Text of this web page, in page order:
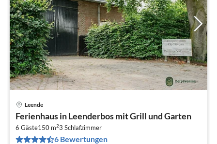
Leende
Ferienhaus in Leenderbos mit Grill und Garten
6 Gäste150 m23 Schlafzimmer
6 Bewertungen